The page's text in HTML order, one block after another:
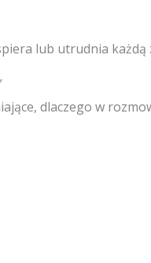
lub utrudnia
dlaczego w